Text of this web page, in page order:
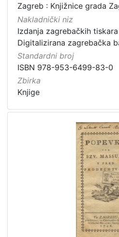
Zagreb : Knjižnice grada
Nakladnički niz
Izdanja zagrebačkih tiskara
Digitalizirana zagrebačka
Standardni broj
ISBN 978-953-6499-83-0
Zbirka
Knjige